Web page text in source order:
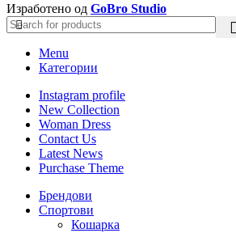
Изработено од GoBro Studio
Menu
Категории
Instagram profile
New Collection
Woman Dress
Contact Us
Latest News
Purchase Theme
Брендови
Спортови
Кошарка